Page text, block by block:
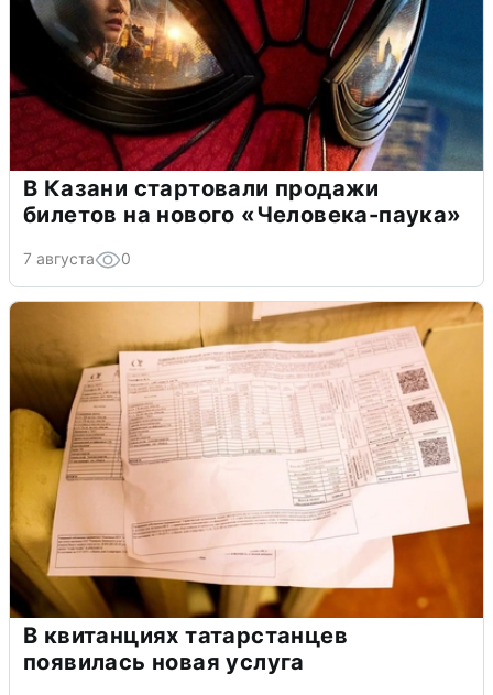
В Казани стартовали продажи
билетов на нового «Человека-паука»
7 августа 0
В квитанциях татарстанцев
появилась новая услуга